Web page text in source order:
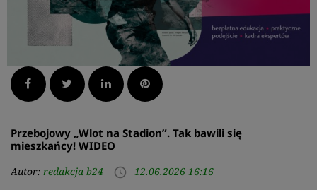
Facebook Twitter LinkedInPinterest
Przebojowy „Wlot na Stadion”. Tak bawili się
mieszkańcy! WIDEO
Autor: redakcja b24 access_time 12.06.2026 16:16